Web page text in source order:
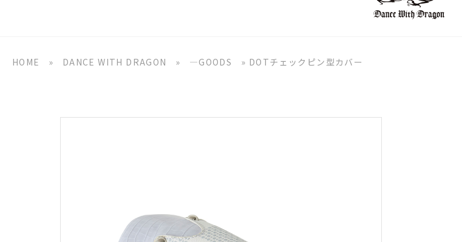
HOME » DANCE WITH DRAGON » ―GOODS » DOTチェックピン型カバー